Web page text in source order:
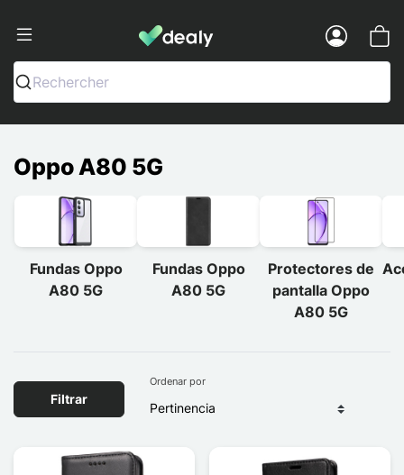
Dealy - Fundas y accesorios para
Rechercher
Oppo A80 5G
Fundas Oppo
A80 5G
Fundas Oppo
A80 5G
Protectores de
pantalla Oppo
A80 5G
Filtrar
Ordenar por